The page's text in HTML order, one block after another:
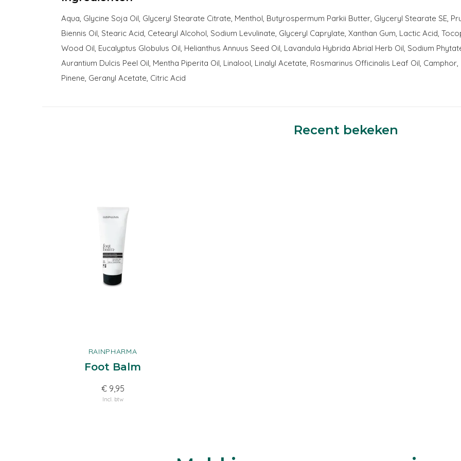
Aqua, Glycine Soja Oil, Glyceryl Stearate Citrate, Menthol, Butyrospermum Parkii Butter, Glyceryl Stearate SE,
Biennis Oil, Stearic Acid, Cetearyl Alcohol, Sodium Levulinate, Glyceryl Caprylate, Xanthan Gum, Lactic Acid,
Wood Oil, Eucalyptus Globulus Oil, Helianthus Annuus Seed Oil, Lavandula Hybrida Abrial Herb Oil, Sodium
Aurantium Dulcis Peel Oil, Mentha Piperita Oil, Linalool, Linalyl Acetate, Rosmarinus Officinalis Leaf Oil,
Pinene, Geranyl Acetate, Citric Acid
Recent bekeken
RAINPHARMA
Foot Balm
€ 9,95
Incl. btw